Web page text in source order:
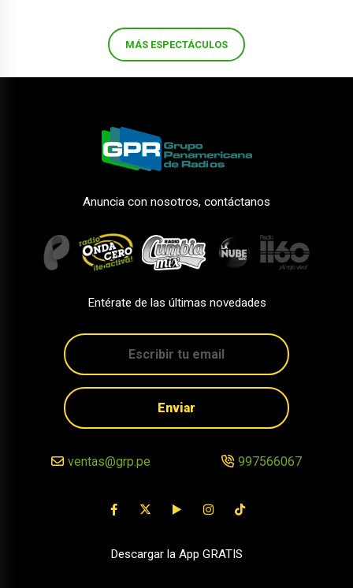
MÁS ESPECTÁCULOS
Anuncia con nosotros, contáctanos
Entérate de las últimas novedades
Enviar
ventas@grp.pe 997566067
Descargar la App GRATIS